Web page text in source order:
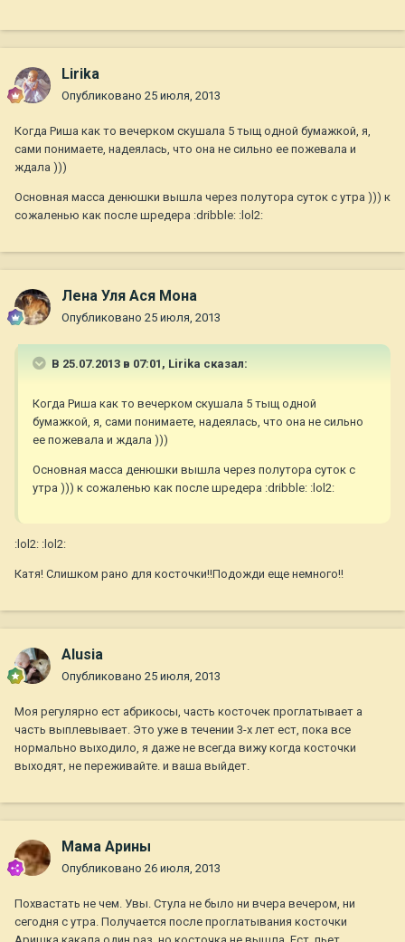
Lirika
Опубликовано 25 июля, 2013
Когда Риша как то вечерком скушала 5 тыщ одной бумажкой, я,
сами понимаете, надеялась, что она не сильно ее пожевала и
ждала )))
Основная масса денюшки вышла через полутора суток с утра ))) к
сожаленью как после шредера :dribble: :lol2:
Лена Уля Ася Мона
Опубликовано 25 июля, 2013
В 25.07.2013 в 07:01, Lirika сказал:
Когда Риша как то вечерком скушала 5 тыщ одной
бумажкой, я, сами понимаете, надеялась, что она не сильно
ее пожевала и ждала )))
Основная масса денюшки вышла через полутора суток с
утра ))) к сожаленью как после шредера :dribble: :lol2:
:lol2: :lol2:
Катя! Слишком рано для косточки!!Подожди еще немного!!
Alusia
Опубликовано 25 июля, 2013
Моя регулярно ест абрикосы, часть косточек проглатывает а
часть выплевывает. Это уже в течении 3-х лет ест, пока все
нормально выходило, я даже не всегда вижу когда косточки
выходят, не переживайте. и ваша выйдет.
Мама Арины
Опубликовано 26 июля, 2013
Похвастать не чем. Увы. Стула не было ни вчера вечером, ни
сегодня с утра. Получается после проглатывания косточки